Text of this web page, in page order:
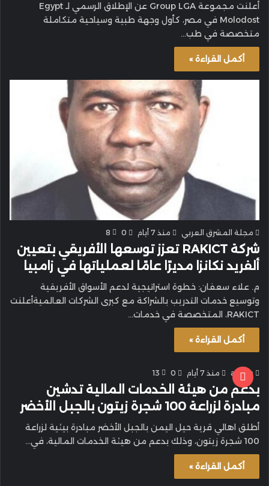
أعلنت مجموعة Group LGA عن الإطلاق الرسمي لـ Egypt
Molodost في مصر، كأول وجهة طبية وسياحية متكاملة
متخصصة في طب…
أكمل القراءة »
مجلة المشرق العربي منذ 7 أيام 0
8
شركة RAKICT تعزز توسعها الأفريقي بتعيين
ألفريد نكانزا مديرًا عامًا لعملياتها في زامبيا
م. علاء سعفان: خطوة استراتيجية لدعم الأسواق الأفريقية
وتوسيع خدمات التدريب بالشراكة مع كبرى الشركات العالميةأعلنت
RAKICT، المتخصصة في خدمات…
أكمل القراءة »
admin منذ 7 أيام 0
13
بدعم من هيئة الخدمات المالية تدشين
مبادرة لزراعة 100 شجرة زيتون بالجبل الأخضر
أطلق اهالي قرية حيل اليمن بالجبل الأخضر مبادرة بيئية لزراعة
100 شجرة زيتون، وذلك بدعم من هيئة الخدمات المالية، في…
أكمل القراءة »